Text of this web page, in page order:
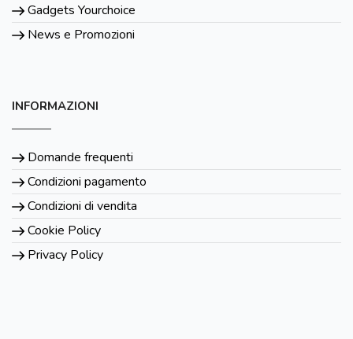
Gadgets Yourchoice
News e Promozioni
INFORMAZIONI
Domande frequenti
Condizioni pagamento
Condizioni di vendita
Cookie Policy
Privacy Policy